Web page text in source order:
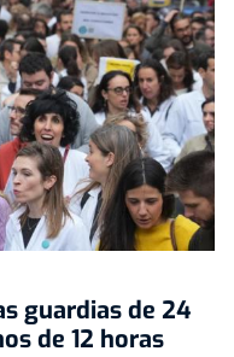
guardias de 24
de 12 horas